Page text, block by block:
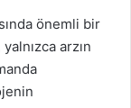
önemli bir
arzın